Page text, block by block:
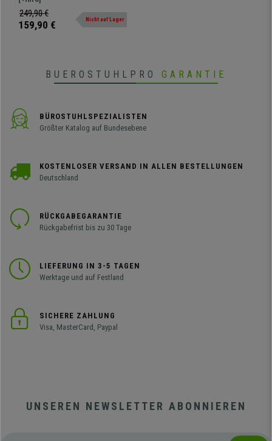
Farbe Eiche
offenen Fächern. Robuste Struktur
aus Holz
249,90 €
159,90 € Nicht auf Lager
BUEROSTUHLPRO GARANTIE
BÜROSTUHLSPEZIALISTEN
Größter Katalog auf Bundesebene
KOSTENLOSER VERSAND IN ALLEN BESTELLUNGEN
Deutschland
RÜCKGABEGARANTIE
Rückgabefrist bis zu 30 Tage
LIEFERUNG IN 3-5 TAGEN
Werktage und auf Festland
SICHERE ZAHLUNG
Visa, MasterCard, Paypal
UNSEREN NEWSLETTER ABONNIEREN